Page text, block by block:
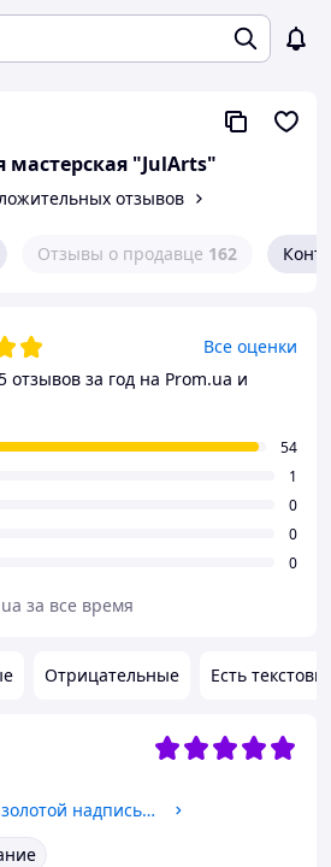
мастерская "JulArts"
отзывов
Отзывы о продавце 162
Отрицательные Есть
Свадебные бокалы с золотой надписью имена и дата
Все оценки
отзывов за год на Prom.ua и
54
1
0
0
0
за все время